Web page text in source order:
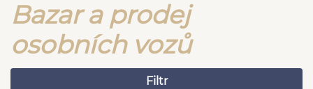
Bazar a prodej
osobních vozů
Filtr